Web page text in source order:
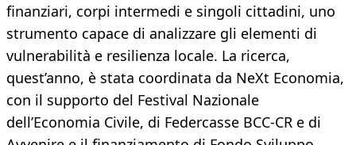
finanziari, corpi intermedi e singoli cittadini, uno
strumento capace di analizzare gli elementi di
vulnerabilità e resilienza locale. La ricerca,
quest’anno, è stata coordinata da NeXt Economia,
con il supporto del Festival Nazionale
dell’Economia Civile, di Federcasse BCC-CR e di